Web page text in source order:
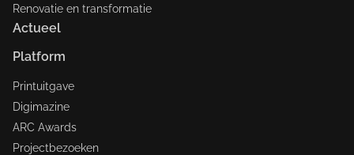
Renovatie en transformatie
Actueel
Platform
Printuitgave
Digimazine
ARC Awards
Projectbezoeken